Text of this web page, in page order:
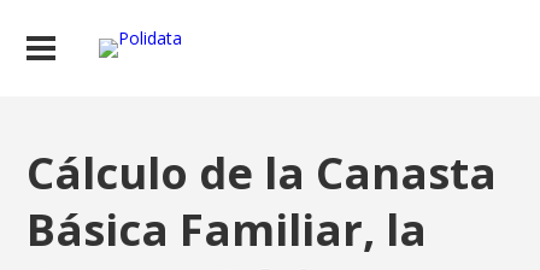
Cálculo de la Canasta
Básica Familiar, la